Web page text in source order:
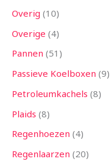
Overig 10
Overige 4
Pannen 51
Passieve Koelboxen 9
Petroleumkachels 8
Plaids 8
Regenhoezen 4
Regenlaarzen 20